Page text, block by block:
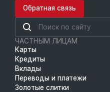
Обратная связь
ЧАСТНЫМ ЛИЦАМ
Карты
Кредиты
Вклады
Переводы и платежи
Золотые слитки